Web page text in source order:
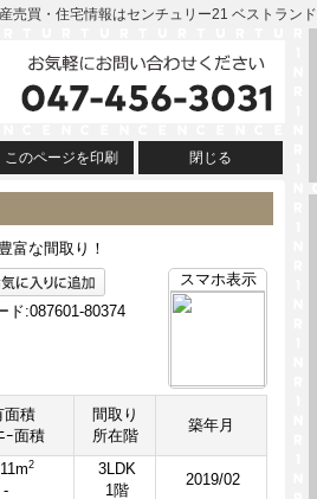
売買・住宅情報はセンチュリー21 ベストランド
このページを印刷 閉じる
富な間取り！
スマホ表示
お気に入りに追加
ド:087601-80374
面積
ｰ面積
間取り
所在階
築年月
2
-
3LDK
1階
2019/02